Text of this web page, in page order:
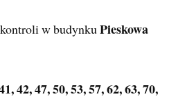
w budynku Pieskowa
42, 47, 50, 53, 57, 62, 63, 70,